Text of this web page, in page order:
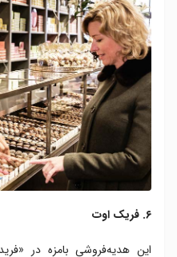
۶. فریک اوت